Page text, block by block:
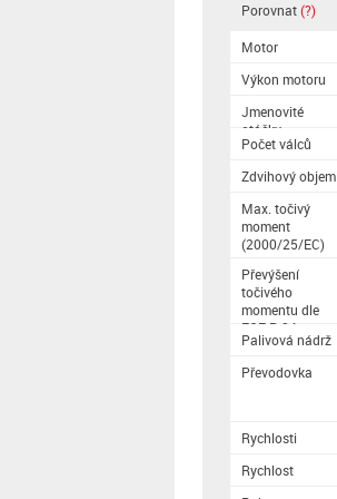
Porovnat(?)
Motor
Výkon motoru
Jmenovité
otáčky
Počet válců
Zdvihový objem
Max. točivý
moment
(2000/25/EC)
Převýšení
točivého
momentu dle
ECE R 24
Palivová nádrž
Převodovka
Rychlosti
Rychlost